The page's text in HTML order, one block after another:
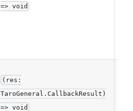
=> void
(res:
TaroGeneral.CallbackResult)
=> void